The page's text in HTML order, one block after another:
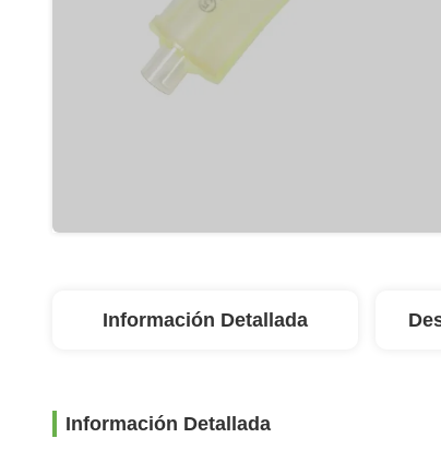
Información Detallada
Información Detallada